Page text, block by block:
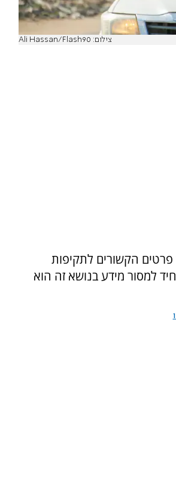
צילום: Ali Hassan/Flash90
הקשורים לתקיפות
למסור מידע בנושא זה הוא